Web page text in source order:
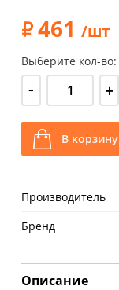
461 /шт
Выберите кол-во:
- +
В корзину
Производитель
Бренд
Описание